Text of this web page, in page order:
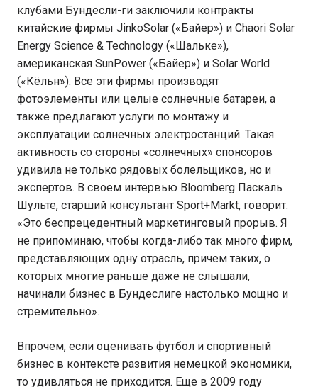
клубами Бундесли-ги заключили контракты
китайские фирмы JinkoSolar («Байер») и Chaori Solar
Energy Science & Technology («Шальке»),
американская SunPower («Байер») и Solar World
(«Кёльн»). Все эти фирмы производят
фотоэлементы или целые солнечные батареи, а
также предлагают услуги по монтажу и
эксплуатации солнечных электростанций. Такая
активность со стороны «солнечных» спонсоров
удивила не только рядовых болельщиков, но и
экспертов. В своем интервью Bloomberg Паскаль
Шульте, старший консультант Sport+Markt, говорит:
«Это беспрецедентный маркетинговый прорыв. Я
не припоминаю, чтобы когда-либо так много фирм,
представляющих одну отрасль, причем таких, о
которых многие раньше даже не слышали,
начинали бизнес в Бундеслиге настолько мощно и
стремительно».
Впрочем, если оценивать футбол и спортивный
бизнес в контексте развития немецкой экономики,
то удивляться не приходится. Еще в 2009 году